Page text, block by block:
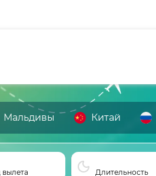
Мальдивы Китай
Длительность